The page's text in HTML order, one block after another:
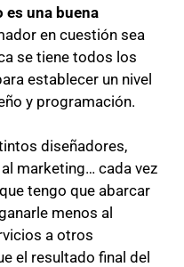
es una buena
en cuestión sea
se tiene todos los
establecer un nivel
y programación.
diseñadores,
marketing… cada vez
tengo que abarcar
menos al
a otros
el resultado final del